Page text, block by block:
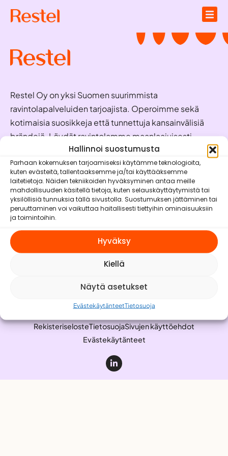
Hallinnoi suostumusta
Parhaan kokemuksen tarjoamiseksi käytämme teknologioita,
kuten evästeitä, tallentaaksemme ja/tai käyttääksemme
laitetietoja. Näiden tekniikoiden hyväksyminen antaa meille
mahdollisuuden käsitellä tietoja, kuten selauskäyttäytymistä tai
yksilöllisiä tunnuksia tällä sivustolla. Suostumuksen jättäminen tai
peruuttaminen voi vaikuttaa haitallisesti tiettyihin ominaisuuksiin
ja toimintoihin.
Hyväksy
Kiellä
Näytä asetukset
EvästekäytänteetTietosuoja
Restel Oy on yksi Suomen suurimmista
ravintolapalveluiden tarjoajista. Operoimme sekä
kotimaisia suosikkeja että tunnettuja kansainvälisiä
brändejä. Löydät ravintolamme maanlaajuisesti
valmiina palvelemaan juuri sinua!
Oivaraportit
Brändit
Vastuullisuus
Meistä
RekisteriselosteTietosuojaSivujen käyttöehdot
Evästekäytänteet